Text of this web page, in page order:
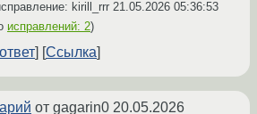
kirill_rrr 21.05.2026 05:36:53
исправлений: 2)
Ссылка
от gagarin0 20.05.2026